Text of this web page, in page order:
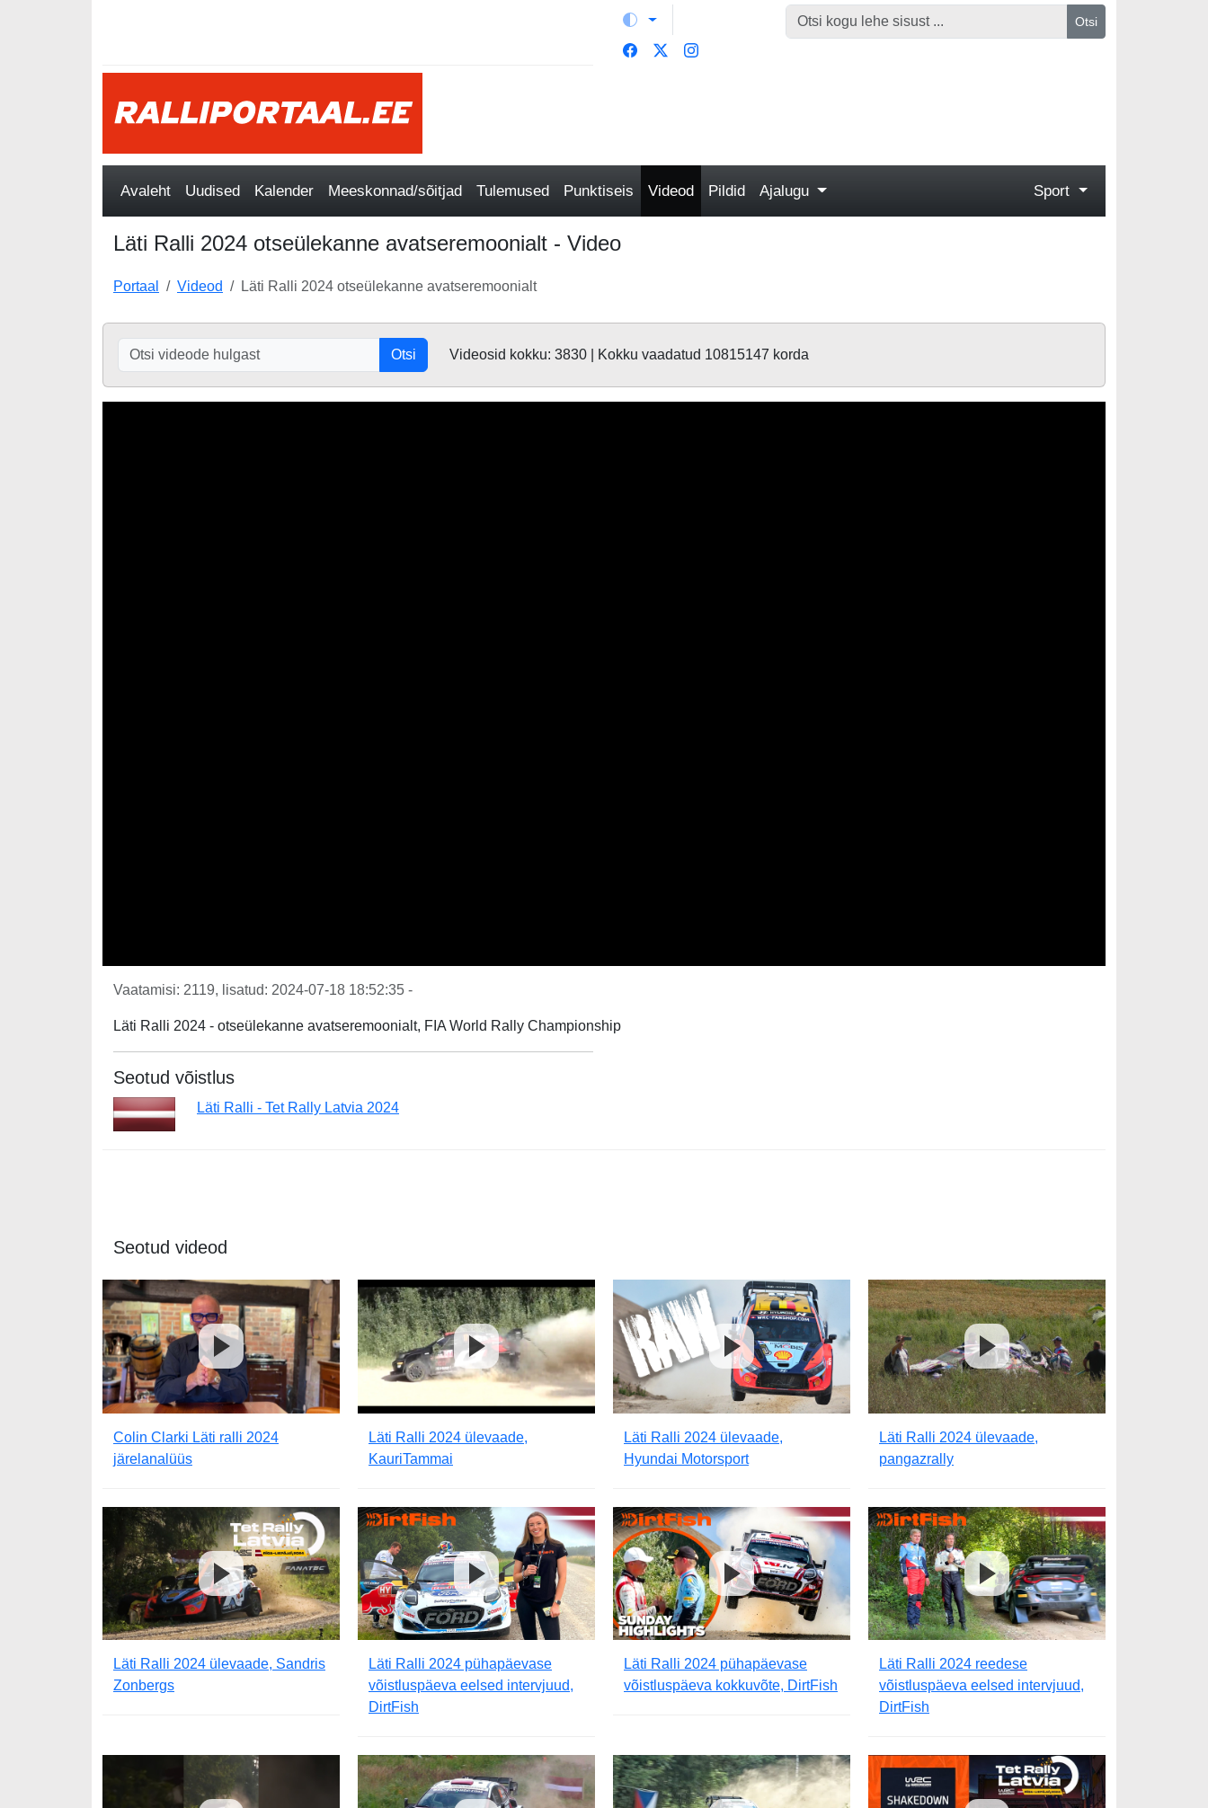
Otsi
Avaleht Uudised Kalender Meeskonnad/sõitjad Tulemused Punktiseis Videod Pildid Ajalugu Sport
Läti Ralli 2024 otseülekanne avatseremoonialt - Video
Portaal Videod Läti Ralli 2024 otseülekanne avatseremoonialt
Otsi Videosid kokku: 3830 | Kokku vaadatud 10815147 korda
Vaatamisi: 2119, lisatud: 2024-07-18 18:52:35 -
Läti Ralli 2024 - otseülekanne avatseremoonialt, FIA World Rally Championship
Seotud võistlus
Läti Ralli - Tet Rally Latvia 2024
Seotud videod
Colin Clarki Läti ralli 2024
järelanalüüs
Läti Ralli 2024 ülevaade,
KauriTammai
Läti Ralli 2024 ülevaade,
Hyundai Motorsport
Läti Ralli 2024 ülevaade,
pangazrally
Läti Ralli 2024 ülevaade, Sandris
Zonbergs
Läti Ralli 2024 pühapäevase
võistluspäeva eelsed intervjuud,
DirtFish
Läti Ralli 2024 pühapäevase
võistluspäeva kokkuvõte, DirtFish
Läti Ralli 2024 reedese
võistluspäeva eelsed intervjuud,
DirtFish